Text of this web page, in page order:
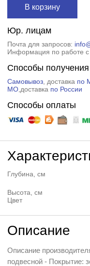
В корзину
Юр. лицам
Почта для запросов:
Информация по работе с
Способы получения
Самовывоз, доставка по
МО,доставка по России
Способы оплаты
Глубина, см
Высота, см
Цвет
Описание
Описание
подвесной - Покрытие: